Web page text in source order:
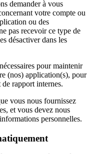
demander à vous
votre compte ou
ou des
pas recevoir ce type de
désactiver dans les
pour maintenir
(nos) application(s), pour
de rapport internes.
vous nous fournissez
et vous devez nous
personnelles.